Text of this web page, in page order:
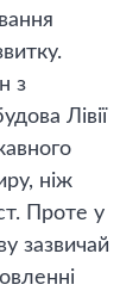
з
Лівії
ніж
Проте у
зазвичай